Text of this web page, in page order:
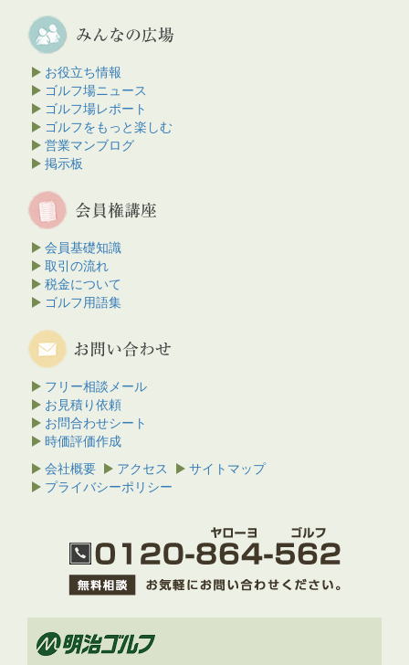
お役立ち情報
ゴルフ場ニュース
ゴルフ場レポート
ゴルフをもっと楽しむ
営業マンブログ
掲示板
会員基礎知識
取引の流れ
税金について
ゴルフ用語集
フリー相談メール
お見積り依頼
お問合わせシート
時価評価作成
会社概要
アクセス
サイトマップ
プライバシーポリシー